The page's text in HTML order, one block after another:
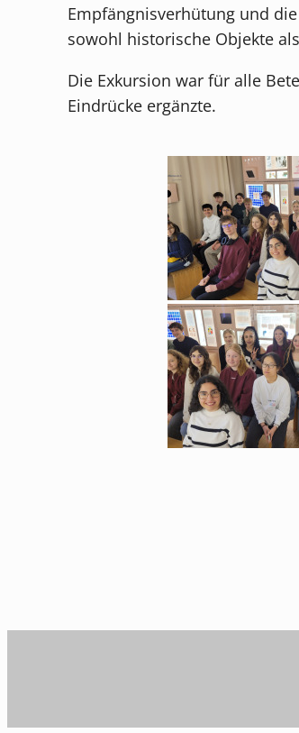
Empfängnisverhütung und
sowohl historische Objekte
Die Exkursion war für alle
Eindrücke ergänzte.